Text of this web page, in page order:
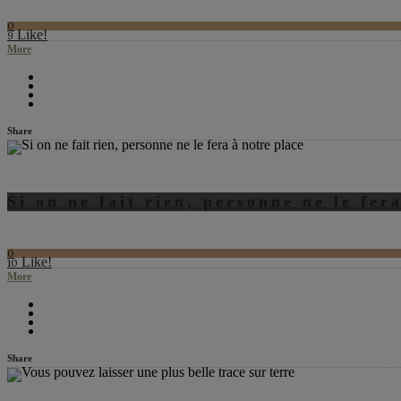
0
9 Like!
More
Share
0
10 Like!
More
Share